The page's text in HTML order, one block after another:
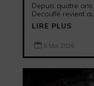
Depuis quatre
Decouflé revient
LIRE PLUS
 5 Mai 2026